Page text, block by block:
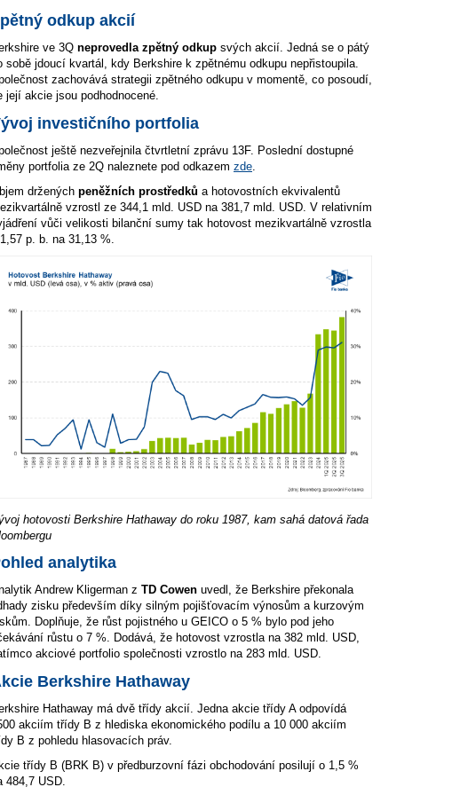
odkup akcií
ve 3Q neprovedla zpětný odkup svých akcií. Jedná se o pátý
sobě jdoucí kvartál, kdy Berkshire k zpětnému odkupu nepřistoupila.
zachovává strategii zpětného odkupu v momentě, co posoudí,
její akcie jsou podhodnocené.
investičního portfolia
ještě nezveřejnila čtvrtletní zprávu 13F. Poslední dostupné
portfolia ze 2Q naleznete pod odkazem zde
držených peněžních prostředků a hotovostních ekvivalentů
vzrostl ze 344,1 mld. USD na 381,7 mld. USD. V relativním
vůči velikosti bilanční sumy tak hotovost mezikvartálně vzrostla
p. b. na 31,13 %.
hotovosti Berkshire Hathaway do roku 1987, kam sahá datová řada
analytika
Andrew Kligerman z TD Cowen uvedl, že Berkshire překonala
zisku především díky silným pojišťovacím výnosům a kurzovým
Doplňuje, že růst pojistného u GEICO o 5 % bylo pod jeho
růstu o 7 %. Dodává, že hotovost vzrostla na 382 mld. USD,
akciové portfolio společnosti vzrostlo na 283 mld. USD.
Berkshire Hathaway
Hathaway má dvě třídy akcií. Jedna akcie třídy A odpovídá
akciím třídy B z hlediska ekonomického podílu a 10 000 akciím
B z pohledu hlasovacích práv.
třídy B (BRK B) v předburzovní fázi obchodování posilují o 1,5 %
484,7 USD.